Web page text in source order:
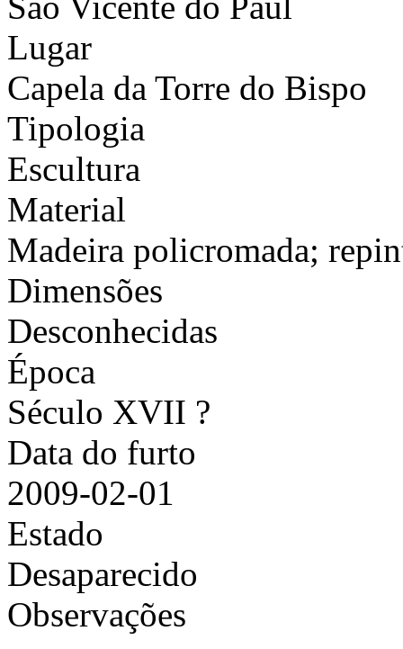
Lugar
Capela da Torre do Bispo
Tipologia
Escultura
Material
Madeira policromada;
Dimensões
Desconhecidas
Época
Século XVII ?
Data do furto
2009-02-01
Estado
Desaparecido
Observações